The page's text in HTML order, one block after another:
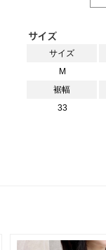
サイズ
M
裾幅
33